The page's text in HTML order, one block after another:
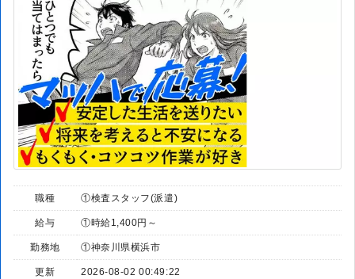
職種 ①検査スタッフ(派遣)
給与 ①時給1,400円～
勤務地 ①神奈川県横浜市
更新 2026-08-02 00:49:22